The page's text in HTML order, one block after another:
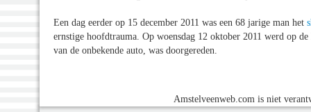
Een dag eerder op 15 december 2011 was een 68 jarige man het
ernstige hoofdtrauma. Op woensdag 12 oktober 2011 werd op
van de onbekende auto, was doorgereden.
Amstelveenweb.com is niet